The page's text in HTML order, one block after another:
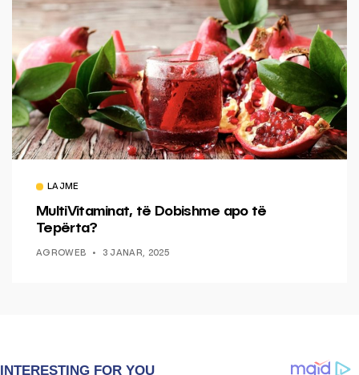
LAJME
MultiVitaminat, të Dobishme apo të
Tepërta?
AGROWEB 3 JANAR, 2025